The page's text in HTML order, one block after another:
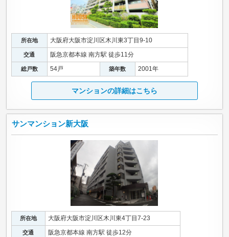
所在地 大阪府大阪市淀川区木川東3丁目9-10
交通 阪急京都本線 南方駅 徒歩11分
総戸数 54戸 築年数 2001年
マンションの詳細はこちら
サンマンション新大阪
所在地 大阪府大阪市淀川区木川東4丁目7-23
交通 阪急京都本線 南方駅 徒歩12分